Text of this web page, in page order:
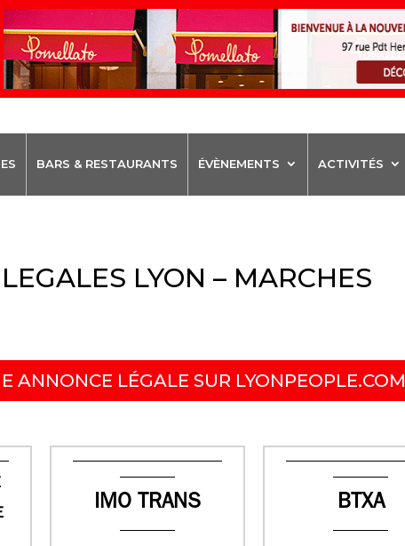
BARS & RESTAURANTS ÉVÈNEMENTS ACTIVITÉS
LYON – MARCHES
ANNONCE LÉGALE SUR LYONPEOPLE.COM
IMO TRANS BTXA